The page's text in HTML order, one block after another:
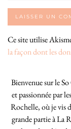
Ce site utilise
la façon dont les
Bienvenue sur le
et passionnée par
Rochelle, où je vis
grande partie à La